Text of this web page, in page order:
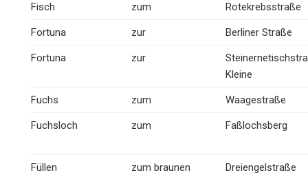
Fisch zum Rotekrebsstraße
Fortuna zur Berliner Straße
Fortuna zur
Kleine
Fuchs zum Waagestraße
Fuchsloch zum Faßlochsberg
Füllen zum braunen Dreiengelstraße